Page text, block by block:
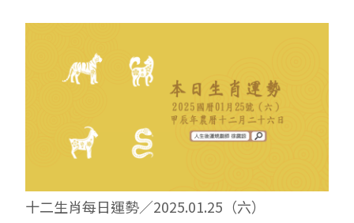
十二生肖每日運勢／2025.01.25（六）